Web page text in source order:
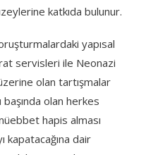
katkıda bulunur.
yapısal
servisleri ile Neonazi
olan tartışmalar
başında olan herkes
hapis alması
kapatacağına dair